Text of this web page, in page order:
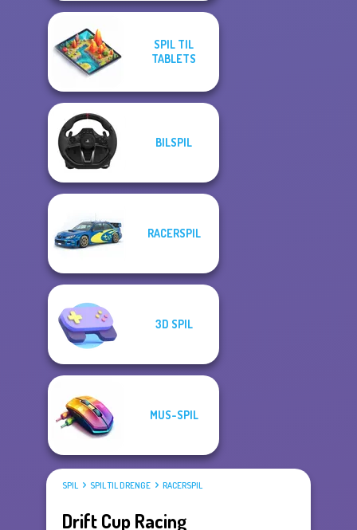
SPIL TIL
TABLETS
BILSPIL
RACERSPIL
3D SPIL
MUS-SPIL
SPIL SPIL TIL DRENGE RACERSPIL
Drift Cup Racing